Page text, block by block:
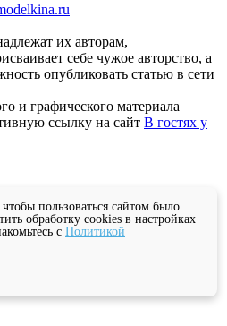
их авторам,
себе чужое авторство, а
опубликовать статью в сети
и графического материала
ссылку на сайт В гостях у
пользоваться сайтом было
обработку cookies в настройках
с Политикой